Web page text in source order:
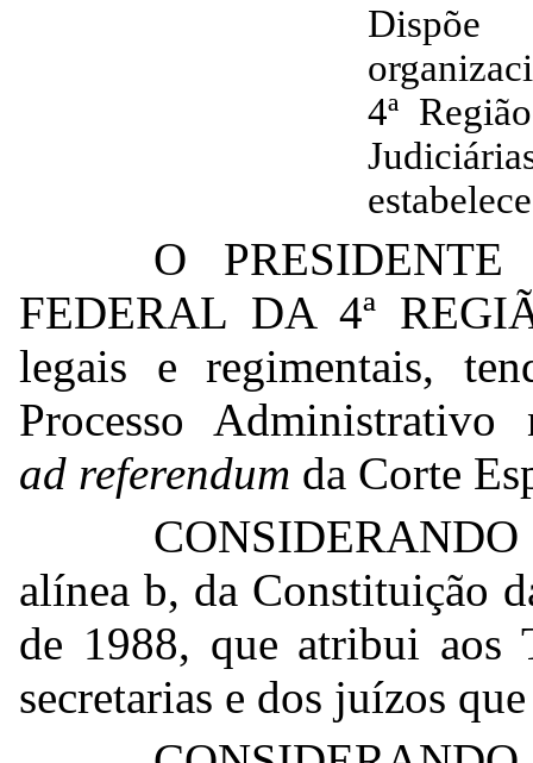
Dispõe
4ª
O
FEDERAL DA 4ª
legais e regimentais,
Processo Administrativo
ad referendum da Corte
alínea b, da Constituição
de 1988, que atribui aos
secretarias e dos juízos